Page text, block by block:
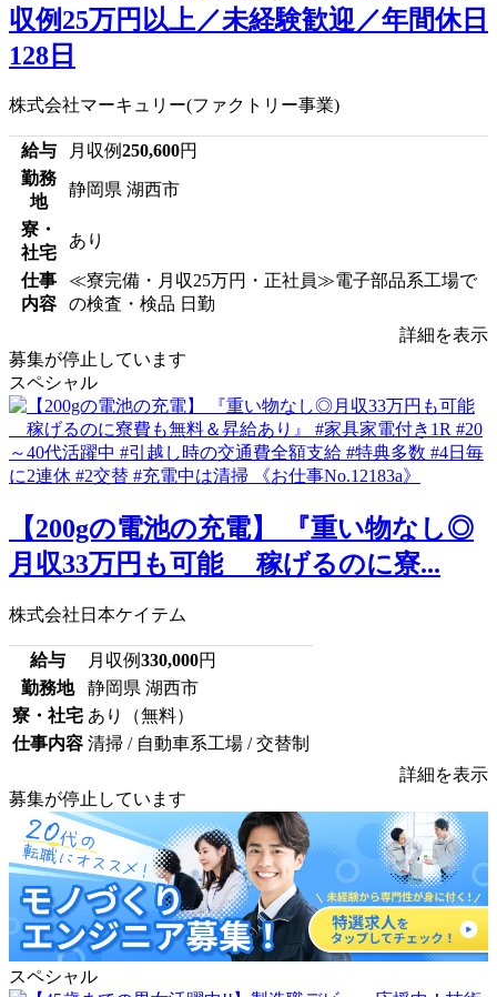
収例25万円以上／未経験歓迎／年間休日
128日
株式会社マーキュリー(ファクトリー事業)
給与 月収例250,600円
勤務
地
静岡県 湖西市
寮・
社宅
あり
仕事
内容
≪寮完備・月収25万円・正社員≫電子部品系工場で
の検査・検品 日勤
詳細を表示
募集が停止しています
スペシャル
【200gの電池の充電】 『重い物なし◎
月収33万円も可能 稼げるのに寮...
株式会社日本ケイテム
給与 月収例330,000円
勤務地
静岡県 湖西市
寮・社宅 あり（無料）
仕事内容 清掃 / 自動車系工場 / 交替制
詳細を表示
募集が停止しています
スペシャル